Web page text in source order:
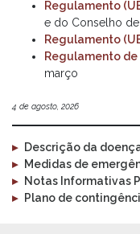
Regulamento
e do Conselho
Regulamento
Regulamento de
março
4 de agosto, 2026
▸
Descrição da
▸
Medidas de
▸
Notas Informativas
▸
Plano de